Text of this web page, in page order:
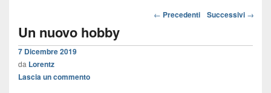
Navigazione articoli
← Precedenti Successivi →
Un nuovo hobby
7 Dicembre 2019
da Lorentz
Lascia un commento